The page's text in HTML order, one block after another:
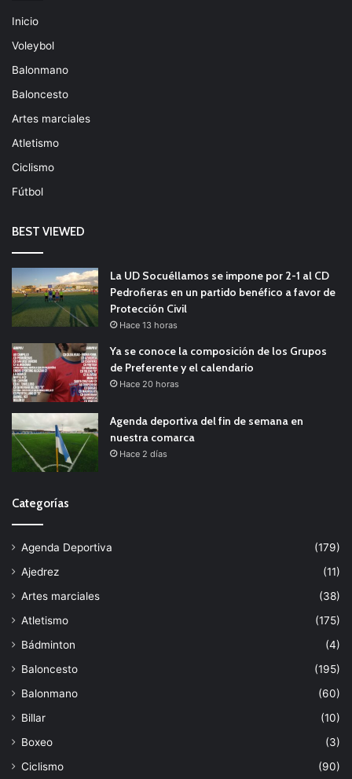
Inicio
Voleybol
Balonmano
Baloncesto
Artes marciales
Atletismo
Ciclismo
Fútbol
BEST VIEWED
La UD Socuéllamos se impone por 2-1 al CD
Pedroñeras en un partido benéfico a favor de
Protección Civil
Hace 13 horas
Ya se conoce la composición de los Grupos
de Preferente y el calendario
Hace 20 horas
Agenda deportiva del fin de semana en
nuestra comarca
Hace 2 días
Categorías
Agenda Deportiva
(179)
Ajedrez
(11)
Artes marciales
(38)
Atletismo
(175)
Bádminton
(4)
Baloncesto
(195)
Balonmano
(60)
Billar
(10)
Boxeo
(3)
Ciclismo
(90)